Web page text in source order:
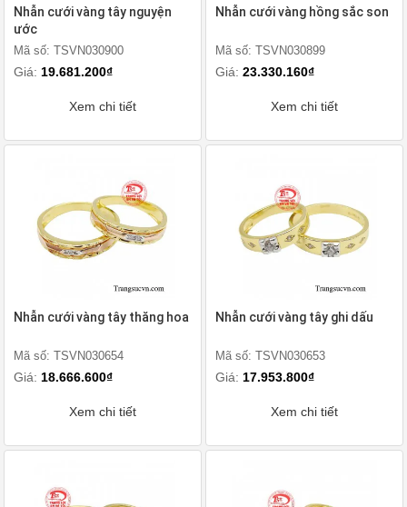
Nhẫn cưới vàng tây nguyện
ước
Mã số: TSVN030900
Giá: 19.681.200₫
Xem chi tiết
Nhẫn cưới vàng hồng sắc son
Mã số: TSVN030899
Giá: 23.330.160₫
Xem chi tiết
Nhẫn cưới vàng tây thăng hoa
Mã số: TSVN030654
Giá: 18.666.600₫
Xem chi tiết
Nhẫn cưới vàng tây ghi dấu
Mã số: TSVN030653
Giá: 17.953.800₫
Xem chi tiết